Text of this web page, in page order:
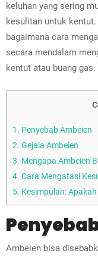
keluhan yang sering
kesulitan untuk
bagaimana cara
secara mendalam
kentut atau buang gas.
1. Penyebab Ambeien
2. Gejala Ambeien
3. Mengapa Ambeien
4. Cara Mengatasi
5. Kesimpulan:
Ambeien bisa